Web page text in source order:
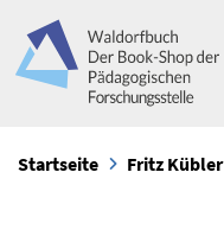
Startseite Fritz Kübler